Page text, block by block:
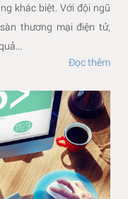
khác biệt. Với đội ngũ
thương mại điện tử,
Đọc thêm